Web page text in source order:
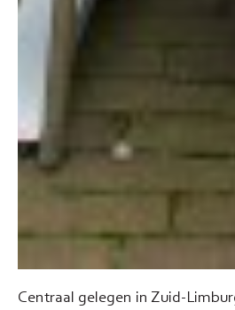
Centraal gelegen in Zuid-